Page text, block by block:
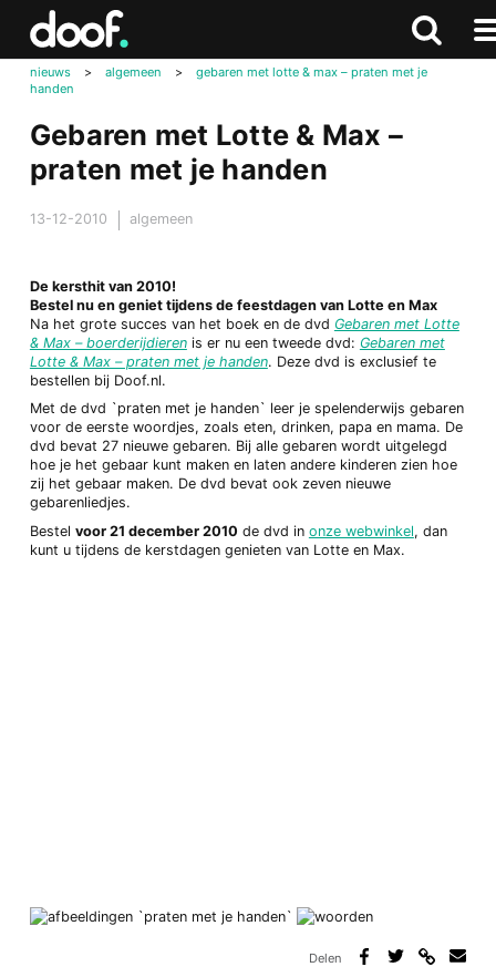
Zoeken
nieuws > algemeen >
gebaren met lotte & max – praten met je
handen
Gebaren met Lotte & Max –
praten met je handen
13-12-2010 algemeen
De kersthit van 2010!
Bestel nu en geniet tijdens de feestdagen van Lotte en Max
Na het grote succes van het boek en de dvd Gebaren met Lotte
& Max – boerderijdierenis er nu een tweede dvd: Gebaren met
Lotte & Max – praten met je handen. Deze dvd is exclusief te
bestellen bij Doof.nl.
Met de dvd `praten met je handen` leer je spelenderwijs gebaren
voor de eerste woordjes, zoals eten, drinken, papa en mama. De
dvd bevat 27 nieuwe gebaren. Bij alle gebaren wordt uitgelegd
hoe je het gebaar kunt maken en laten andere kinderen zien hoe
zij het gebaar maken. De dvd bevat ook zeven nieuwe
gebarenliedjes.
Bestel voor 21 december 2010 de dvd in onze webwinkel, dan
kunt u tijdens de kerstdagen genieten van Lotte en Max.
Delen
Doof.nl
Zoeken